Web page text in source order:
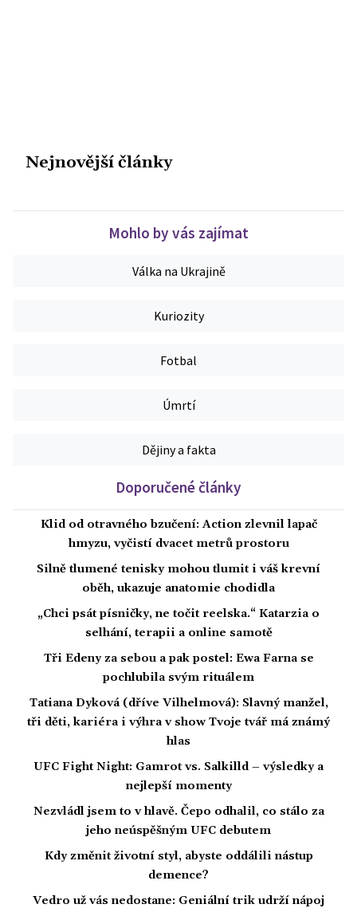
Nejnovější články
Mohlo by vás zajímat
Válka na Ukrajině
Kuriozity
Fotbal
Úmrtí
Dějiny a fakta
Doporučené články
Klid od otravného bzučení: Action zlevnil lapač
hmyzu, vyčistí dvacet metrů prostoru
Silně tlumené tenisky mohou tlumit i váš krevní
oběh, ukazuje anatomie chodidla
„Chci psát písničky, ne točit reelska.“ Katarzia o
selhání, terapii a online samotě
Tři Edeny za sebou a pak postel: Ewa Farna se
pochlubila svým rituálem
Tatiana Dyková (dříve Vilhelmová): Slavný manžel,
tři děti, kariéra i výhra v show Tvoje tvář má známý
hlas
UFC Fight Night: Gamrot vs. Salkilld – výsledky a
nejlepší momenty
Nezvládl jsem to v hlavě. Čepo odhalil, co stálo za
jeho neúspěšným UFC debutem
Kdy změnit životní styl, abyste oddálili nástup
demence?
Vedro už vás nedostane: Geniální trik udrží nápoj